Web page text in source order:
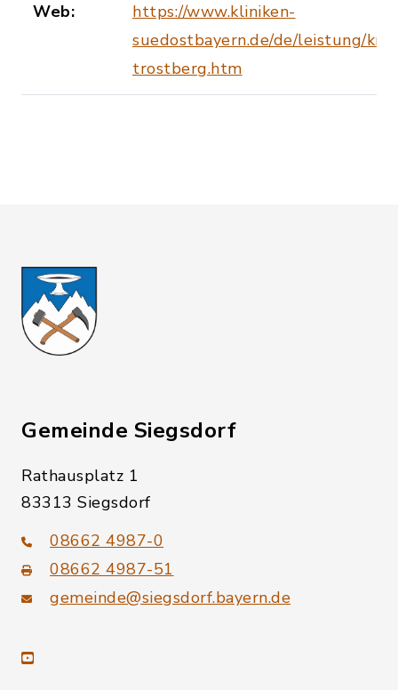
Web:
https://www.kliniken-
suedostbayern.de/de/leistung/
trostberg.htm
Gemeinde Siegsdorf
Rathausplatz 1
83313 Siegsdorf
08662 4987-0
08662 4987-51
gemeinde@siegsdorf.bayern.de
youtube